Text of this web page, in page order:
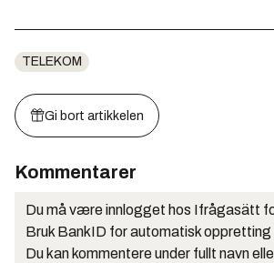
TELEKOM
Gi bort artikkelen
Kommentarer
Du må være innlogget hos Ifrågasätt
Bruk BankID for automatisk oppretting
Du kan kommentere under fullt navn